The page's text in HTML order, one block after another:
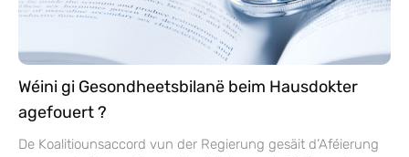
Wéini gi Gesondheetsbilanë beim Hausdokter
agefouert ?
De Koalitiounsaccord vun der Regierung gesäit d’Aféierung